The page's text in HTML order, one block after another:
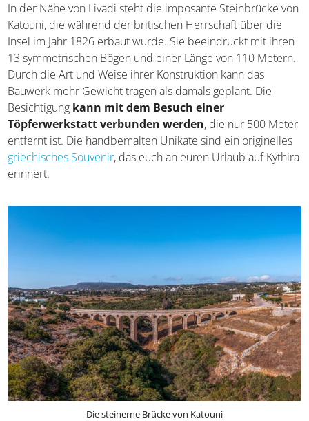
In der Nähe von Livadi steht die imposante Steinbrücke von
Katouni, die während der britischen Herrschaft über die
Insel im Jahr 1826 erbaut wurde. Sie beeindruckt mit ihren
13 symmetrischen Bögen und einer Länge von 110 Metern.
Durch die Art und Weise ihrer Konstruktion kann das
Bauwerk mehr Gewicht tragen als damals geplant. Die
Besichtigung kann mit dem Besuch einer
Töpferwerkstatt verbunden werden, die nur 500 Meter
entfernt ist. Die handbemalten Unikate sind ein originelles
griechisches Souvenir, das euch an euren Urlaub auf Kythira
erinnert.
Die steinerne Brücke von Katouni